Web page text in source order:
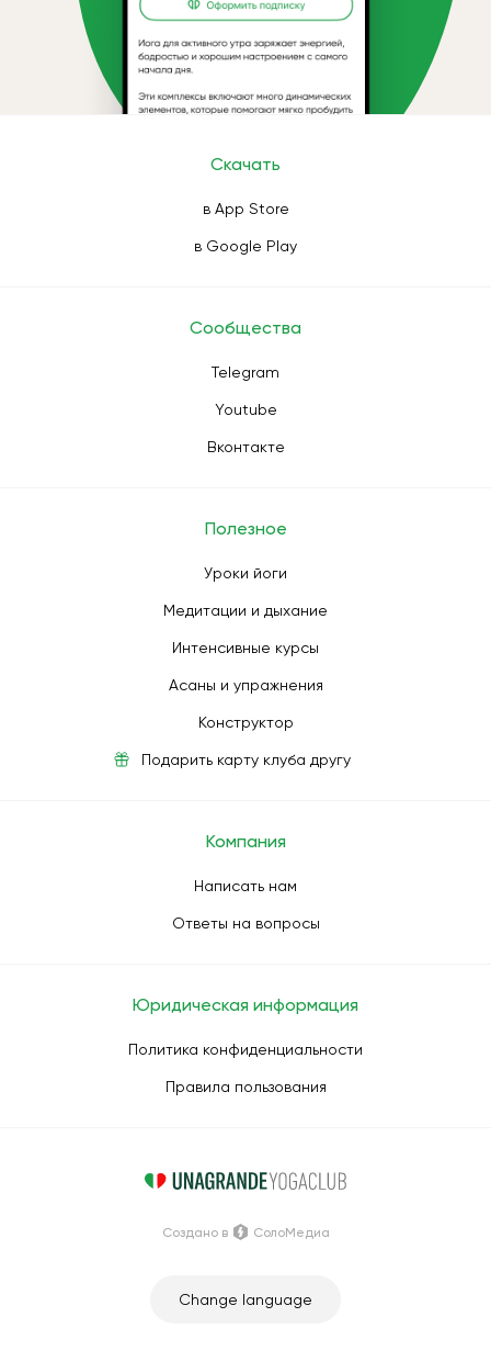
Скачать
в App Store
в Google Play
Сообщества
Telegram
Youtube
Вконтакте
Полезное
Уроки йоги
Медитации и дыхание
Интенсивные курсы
Асаны и упражнения
Конструктор
Подарить карту клуба другу
Компания
Написать нам
Ответы на вопросы
Юридическая информация
Политика конфиденциальности
Правила пользования
Change language
Создано в СолоМедиа